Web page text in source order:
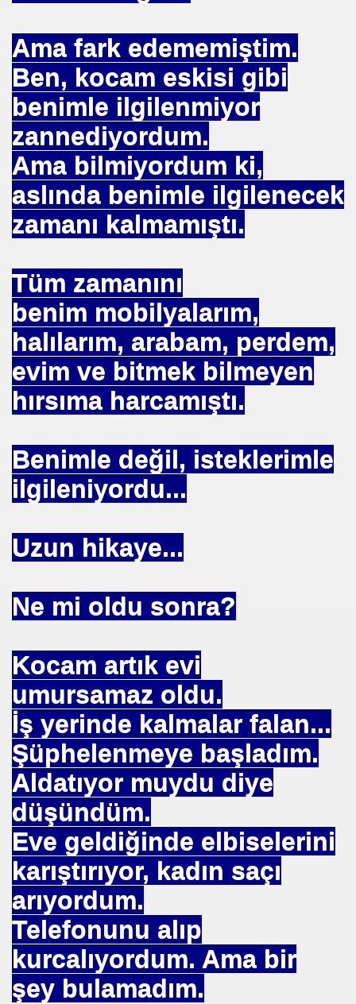
Ama fark edememiştim.
Ben, kocam eskisi gibi
benimle ilgilenmiyor
zannediyordum.
Ama bilmiyordum ki,
aslında benimle ilgilenecek
zamanı kalmamıştı.
Tüm zamanını
benim mobilyalarım,
halılarım, arabam, perdem,
evim ve bitmek bilmeyen
hırsıma harcamıştı.
Benimle değil, isteklerimle
ilgileniyordu...
Uzun hikaye...
Ne mi oldu sonra?
Kocam artık evi
umursamaz oldu.
İş yerinde kalmalar falan...
Şüphelenmeye başladım.
Aldatıyor muydu diye
düşündüm.
Eve geldiğinde elbiselerini
karıştırıyor, kadın saçı
arıyordum.
Telefonunu alıp
kurcalıyordum. Ama bir
şey bulamadım.
EDİLİYOR YOSA
969 HAREKETİ
YAKIT SUNUMU. HALİÇ KONGRE MRK.
SERKAN KORKUT
ALTINDA ERBAKANIN SUÇU NEDEN GÖNDERLDİ
OL
Enerji Düzenleyicileri Konfederasyonu
ERDOĞAN